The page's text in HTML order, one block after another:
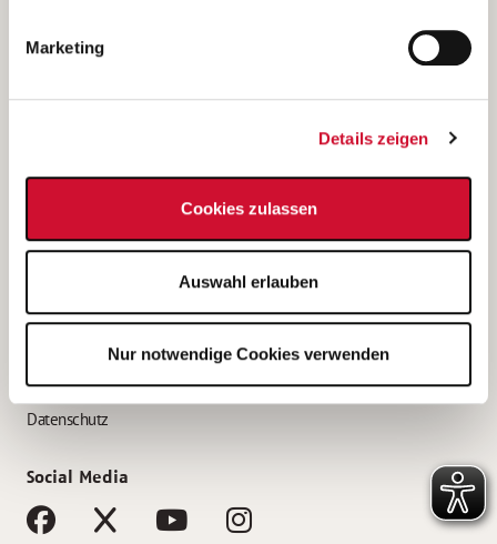
Marketing
Details zeigen
Cookies zulassen
Auswahl erlauben
Nur notwendige Cookies verwenden
Bewerbung als Altenpflegehelfer*in
Bewerbung als Erzieher*in
AWO Gliederungen nach Bundesland
Impressum
Datenschutz
Social Media